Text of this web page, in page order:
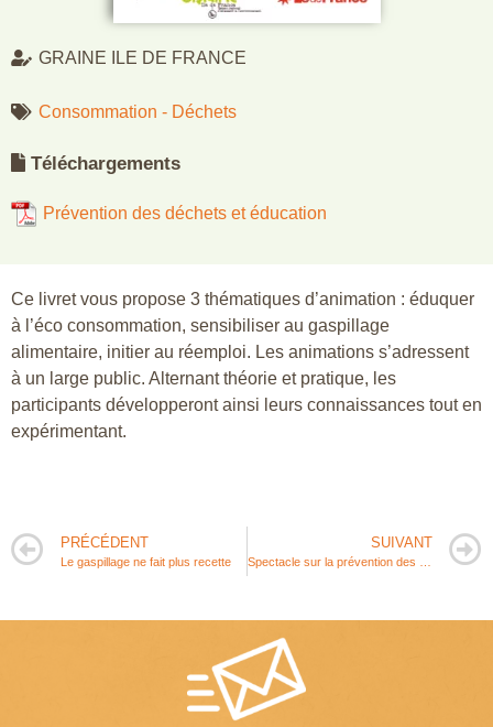
Ce livret vous propose 3 thématiques d’animation : éduquer
à l’éco consommation, sensibiliser au gaspillage
alimentaire, initier au réemploi. Les animations s’adressent
à un large public. Alternant théorie et pratique, les
participants développeront ainsi leurs connaissances tout en
expérimentant.
GRAINE ILE DE FRANCE
Consommation - Déchets
Téléchargements
Prévention des déchets et éducation
PRÉCÉDENT
Le gaspillage ne fait plus recette
SUIVANT